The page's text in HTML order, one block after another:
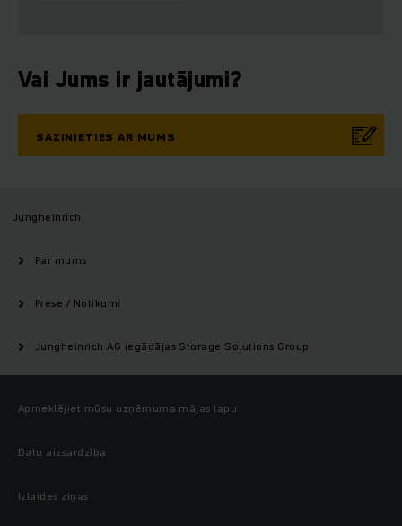
Vai Jums ir jautājumi?
SAZINIETIES AR MUMS
Jungheinrich
Par mums
Prese / Notikumi
Jungheinrich AG iegādājas Storage Solutions Group
Apmeklējiet mūsu uzņēmuma mājas lapu
Datu aizsardzība
Izlaides ziņas